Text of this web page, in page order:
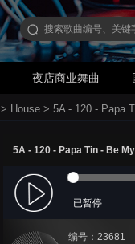
夜店商业舞曲
> House > 5A - 120 - Papa
5A - 120 - Papa Tin - Be
已暂停
编号：23681